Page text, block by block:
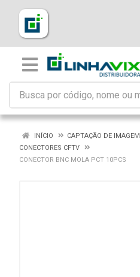
INÍCIO
CAPTAÇÃO DE IMAGEM
CONECTORES CFTV
CONECTOR BNC MOLA PCT 10PCS